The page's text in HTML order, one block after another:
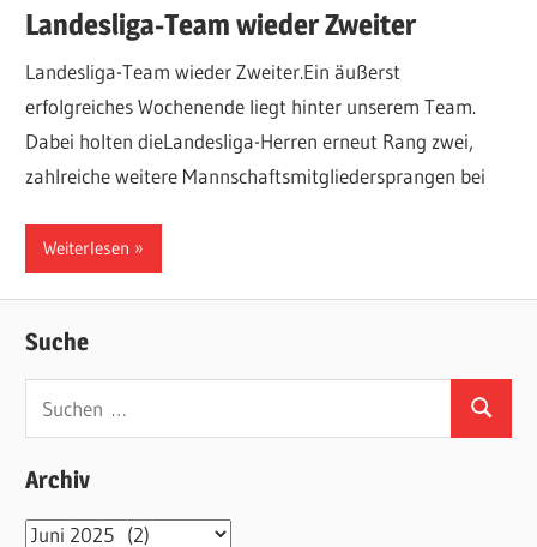
Landesliga-Team wieder Zweiter
Landesliga-Team wieder Zweiter.Ein äußerst
erfolgreiches Wochenende liegt hinter unserem Team.
Dabei holten dieLandesliga-Herren erneut Rang zwei,
zahlreiche weitere Mannschaftsmitgliedersprangen bei
Weiterlesen
Suche
Suchen
Archiv
Archiv